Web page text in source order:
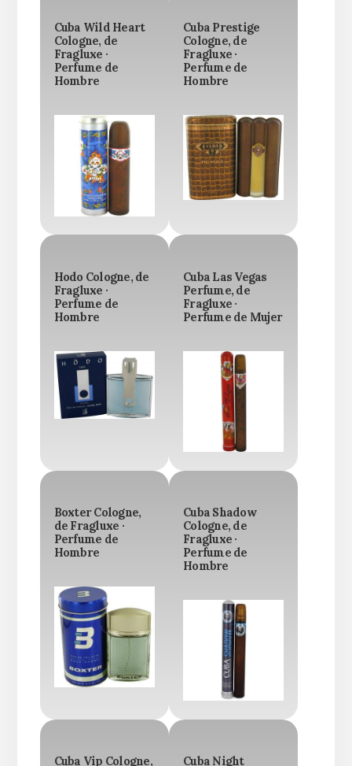
Cuba Wild Heart
Cologne, de
Fragluxe ·
Perfume de
Hombre
Cuba Prestige
Cologne, de
Fragluxe ·
Perfume de
Hombre
Hodo Cologne, de
Fragluxe ·
Perfume de
Hombre
Cuba Las Vegas
Perfume, de
Fragluxe ·
Perfume de Mujer
Boxter Cologne,
de Fragluxe ·
Perfume de
Hombre
Cuba Shadow
Cologne, de
Fragluxe ·
Perfume de
Hombre
Cuba Vip Cologne, Cuba Night